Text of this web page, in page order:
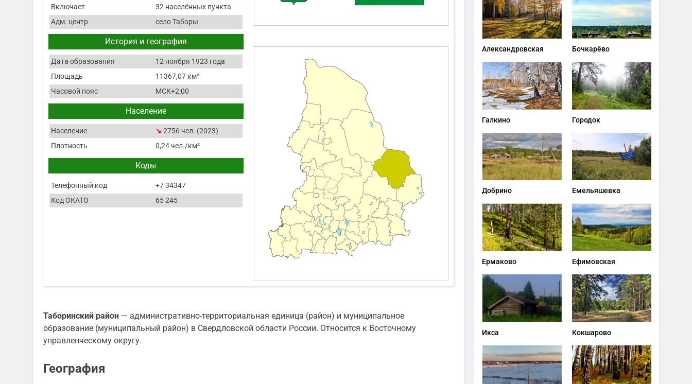
Включает
32 населённых пункта
Адм. центр
село Таборы
История и география
Дата образования
12 ноября 1923 года
Площадь
11367,07 км²
Часовой пояс
МСК+2:00
Население
Население ↘ 2756 чел. (2023)
Плотность
0,24 чел./км²
Коды
Телефонный код
+7 34347
Код ОКАТО
65 245
Таборинский район — административно-территориальная единица (район) и муниципальное
образование (муниципальный район) в Свердловской области России. Относится к Восточному
управленческому округу.
География
Александровская Бочкарёво
Галкино Городок
Добрино Емельяшевка
Ермаково Ефимовская
Икса Кокшарово